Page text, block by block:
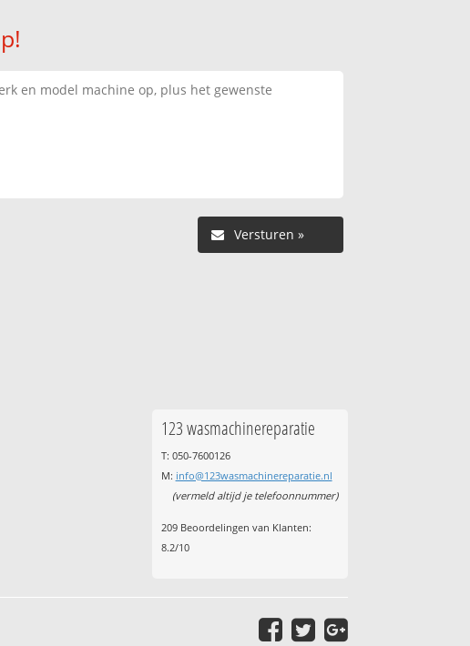
123 wasmachinereparatie
T: 050-7600126
M: info@123wasmachinereparatie.nl
(vermeld altijd je telefoonnummer)
209Beoordelingen van Klanten:
8.2/10